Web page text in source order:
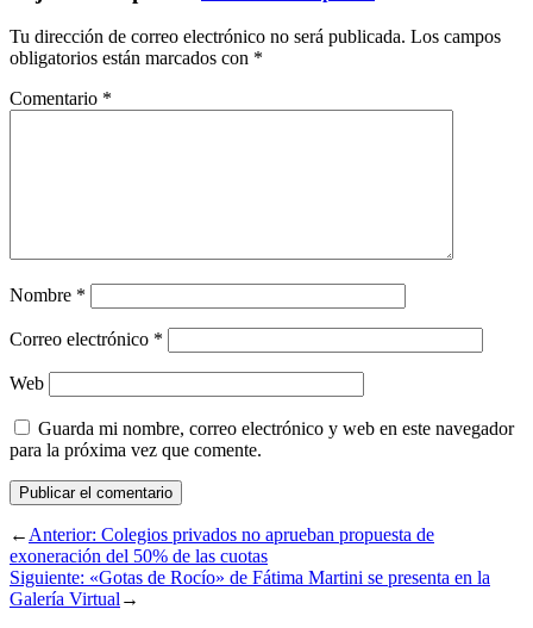
Tu dirección de correo electrónico no será publicada. Los campos
obligatorios están marcados con *
Comentario *
Nombre *
Correo electrónico *
Web
Guarda mi nombre, correo electrónico y web en este navegador
para la próxima vez que comente.
←Anterior: Colegios privados no aprueban propuesta de
exoneración del 50% de las cuotas
Siguiente: «Gotas de Rocío» de Fátima Martini se presenta en la
Galería Virtual→